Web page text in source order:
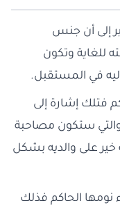
إلى أن جنس
للغاية وتكون
في المستقبل.
فتلك إشارة إلى
والتي ستكون مصاحبة
على والديه بشكل
نومها الحاكم فذلك